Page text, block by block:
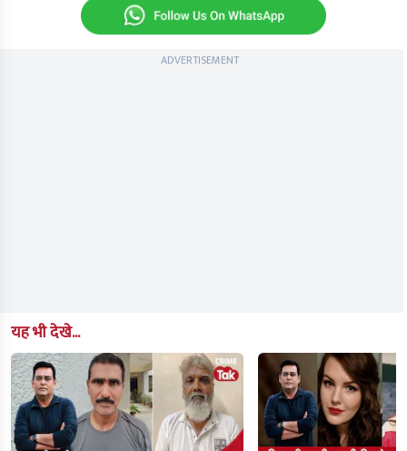
ADVERTISEMENT
यह भी देखे...